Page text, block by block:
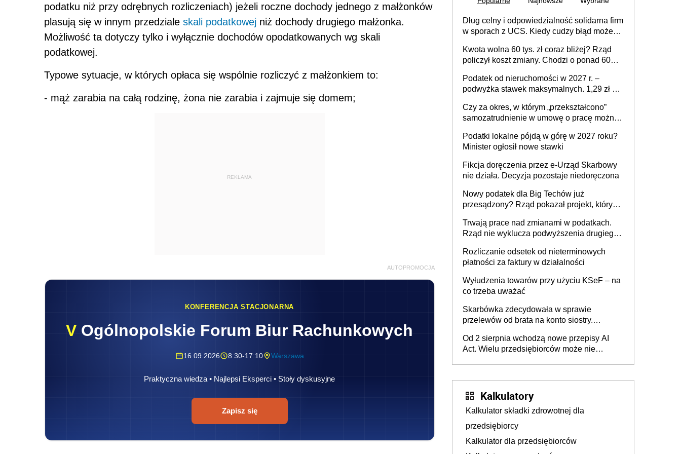
podatku niż przy odrębnych rozliczeniach) jeżeli roczne dochody jednego z małżonków
plasują się w innym przedziale skali podatkowej niż dochody drugiego małżonka.
Możliwość ta dotyczy tylko i wyłącznie dochodów opodatkowanych wg skali
podatkowej.
Typowe sytuacje, w których opłaca się wspólnie rozliczyć z małżonkiem to:
- mąż zarabia na całą rodzinę, żona nie zarabia i zajmuje się domem;
REKLAMA
AUTOPROMOCJA
KONFERENCJA STACJONARNA
V Ogólnopolskie Forum Biur Rachunkowych
16.09.2026 8:30-17:10 Warszawa
Praktyczna wiedza • Najlepsi Eksperci • Stoły dyskusyjne
Zapisz się
Dług celny i odpowiedzialność solidarna firm
w sporach z UCS. Kiedy cudzy błąd może
Kwota wolna 60 tys. zł coraz bliżej? Rząd
policzył koszt zmiany. Chodzi o ponad 60
Podatek od nieruchomości w 2027 r. –
podwyżka stawek maksymalnych. 1,29 zł za
budynków i lokali związanych z
prowadzeniem działalności gospodarczej
Czy za okres, w którym „przekształcono”
samozatrudnienie w umowę o pracę można
umowy cywilnoprawnej jedynym
racjonalnym wyjściem
Podatki lokalne pójdą w górę w 2027 roku?
Minister ogłosił nowe stawki
Fikcja doręczenia przez e-Urząd Skarbowy
nie działa. Decyzja pozostaje niedoręczona
Nowy podatek dla Big Techów już
przesądzony? Rząd pokazał projekt, który
Trwają prace nad zmianami w podatkach.
Rząd nie wyklucza podwyższenia drugiego
Rozliczanie odsetek od nieterminowych
płatności za faktury w działalności
Wyłudzenia towarów przy użyciu KSeF – na
co trzeba uważać
Skarbówka zdecydowała w sprawie
przelewów od brata na konto siostry.
darowizna, ale podatku jednak nie będzie
Od 2 sierpnia wchodzą nowe przepisy AI
Act. Wielu przedsiębiorców może nie
Kalkulatory
Kalkulator składki zdrowotnej dla
przedsiębiorcy
Kalkulator dla przedsiębiorców